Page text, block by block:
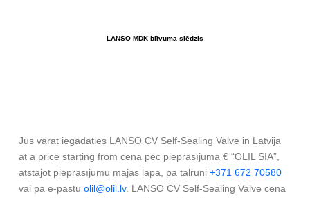
LANSO MDK blīvuma slēdzis
Jūs varat iegādāties LANSO CV Self-Sealing Valve in Latvija
at a price starting from cena pēc pieprasījuma € “OLIL SIA”,
atstājot pieprasījumu mājas lapā, pa tālruni +371 672 70580
vai pa e-pastu olil@olil.lv. LANSO CV Self-Sealing Valve cena